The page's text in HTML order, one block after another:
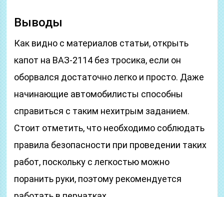
Выводы
Как видно с материалов статьи, открыть
капот на ВАЗ-2114 без тросика, если он
оборвался достаточно легко и просто. Даже
начинающие автомобилисты способны
справиться с таким нехитрым заданием.
Стоит отметить, что необходимо соблюдать
правила безопасности при проведении таких
работ, поскольку с легкостью можно
поранить руки, поэтому рекомендуется